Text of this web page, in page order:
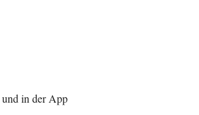
und in der App